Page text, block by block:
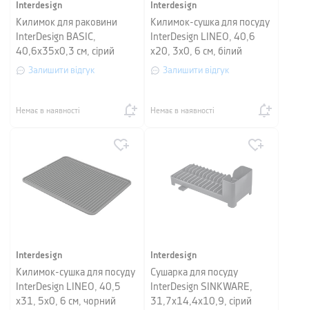
Interdesign
Килимок для раковини
InterDesign BASIC,
40,6х35х0,3 см, сірий
Залишити відгук
Немає в наявності
Interdesign
Килимок-сушка для посуду
InterDesign LINEO, 40,6
х20, 3х0, 6 см, білий
Залишити відгук
Немає в наявності
Interdesign
Килимок-сушка для посуду
InterDesign LINEO, 40,5
х31, 5х0, 6 см, чорний
Interdesign
Сушарка для посуду
InterDesign SINKWARE,
31,7x14,4x10,9, сірий